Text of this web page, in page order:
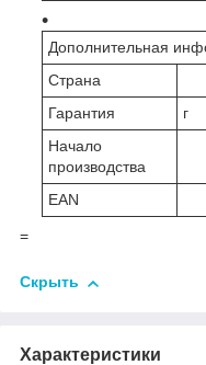
Дополнительная
Страна
Гарантия
г
Начало
производства
EAN
=
Скрыть
Характеристики